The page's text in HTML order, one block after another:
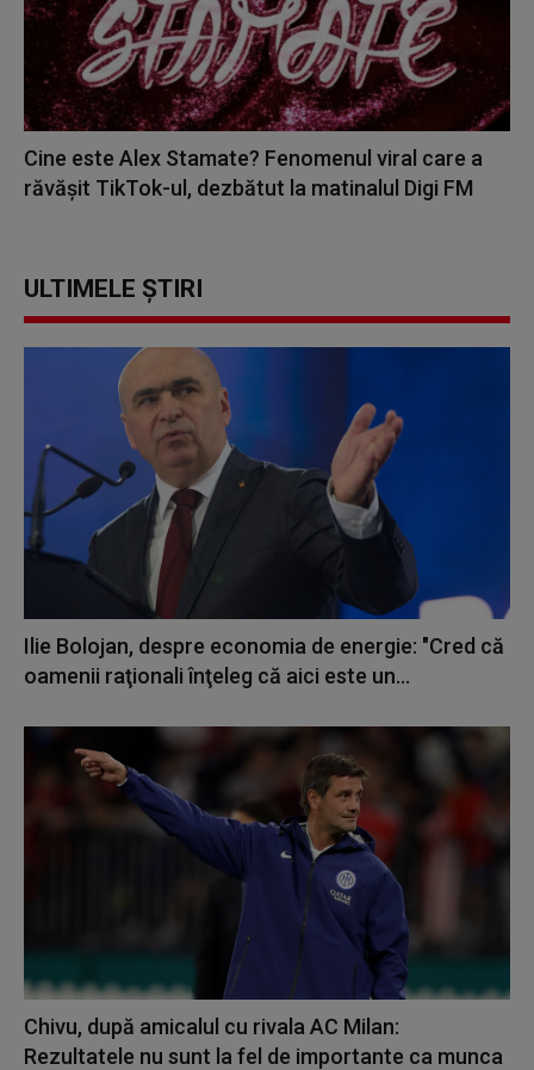
Cine este Alex Stamate? Fenomenul viral care a
răvășit TikTok-ul, dezbătut la matinalul Digi FM
ULTIMELE ȘTIRI
Ilie Bolojan, despre economia de energie: "Cred că
oamenii raţionali înţeleg că aici este un...
Chivu, după amicalul cu rivala AC Milan:
Rezultatele nu sunt la fel de importante ca munca